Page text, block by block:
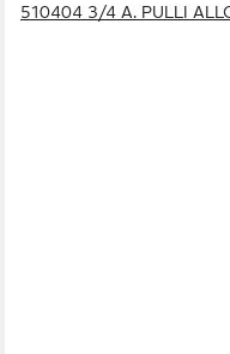
510404 3/4 A. PULLI